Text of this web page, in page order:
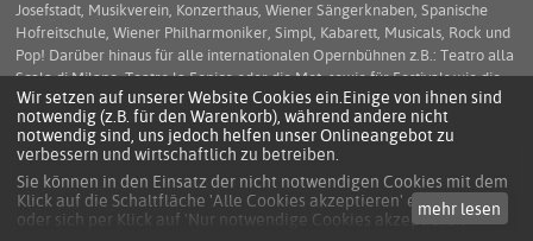
Josefstadt, Musikverein, Konzerthaus, Wiener Sängerknaben, Spanische
Hofreitschule, Wiener Philharmoniker, Simpl, Kabarett, Musicals, Rock und
Pop! Darüber hinaus für alle internationalen Opernbühnen z.B.: Teatro alla
Scala di Milano, Teatro la Fenice oder die Met, sowie für Festivals wie die
Salzburger Festspiele, die Arena di Verona und viele mehr. Service und
Beratung stehen an erster Stelle um Ihnen einen unbeschwerten
Kulturgenuss zu ermöglichen.
KONTAKT
Wir setzen auf unserer Website Cookies ein.Einige von ihnen sind
notwendig (z.B. für den Warenkorb), während andere nicht
notwendig sind, uns jedoch helfen unser Onlineangebot zu
verbessern und wirtschaftlich zu betreiben.
Sie können in den Einsatz der nicht notwendigen Cookies mit dem
Klick auf die Schaltfläche 'Alle Cookies akzeptieren' einwilligen
oder sich per Klick auf 'Nur notwendige Cookies akzeptieren'
mehr lesen